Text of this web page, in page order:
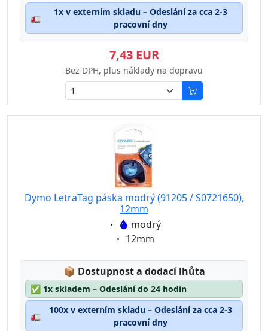
🚛
1x v externím skladu – Odeslání za cca 2-3
pracovní dny
7,43 EUR
Bez DPH, plus náklady na dopravu
Dymo LetraTag páska modrý (91205 / S0721650),
12mm
Eigenschaft:
modrý
Eigenschaft:
12mm
📦 Lagerstatus:
Dostupnost a dodací lhůta
✅ 1x skladem – Odeslání do 24 hodin
🚛
100x v externím skladu – Odeslání za cca 2-3
pracovní dny